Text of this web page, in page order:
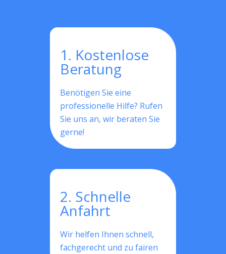
1. Kostenlose
Beratung
Benötigen Sie eine
professionelle Hilfe? Rufen
Sie uns an, wir beraten Sie
gerne!
2. Schnelle
Anfahrt
Wir helfen Ihnen schnell,
fachgerecht und zu fairen